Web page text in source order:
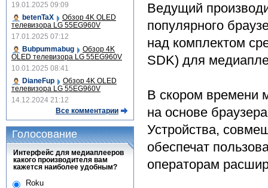
Ведущий
популярного
над комплектом
SDK) для
В скором времени
на основе
Устройства,
обеспечат
операторам
19.01.2025 09:09
betenTaX
Обзор 4K OLED
телевизора LG 55EG960V
17.01.2025 07:12
Bubpummabug
Обзор 4K
OLED телевизора LG 55EG960V
10.01.2025 08:41
DianeFup
Обзор 4K OLED
телевизора LG 55EG960V
14.12.2024 21:12
Все комментарии
Голосование
Интерфейс для медиаплееров
какого производителя вам
кажется наиболее удобным?
Roku